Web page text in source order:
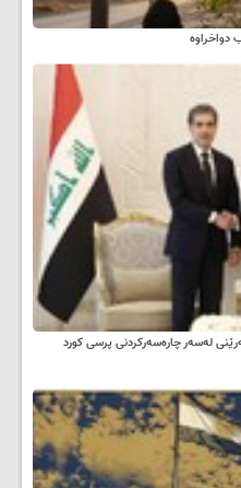
له‌سه‌ر چاره‌سه‌ركردنی پرسی كورد